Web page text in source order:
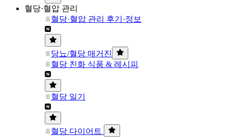
혈당·혈압 관리
혈당·혈압 관리 후기·정보
당뇨/혈당 매거진
혈당 친화 식품 & 레시피
혈당 일기
혈당 다이어트